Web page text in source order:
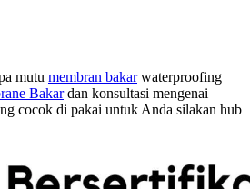
mutu membran bakarwaterproofing
Bakardan konsultasi mengenai
cocok di pakai untuk Anda silakan hub